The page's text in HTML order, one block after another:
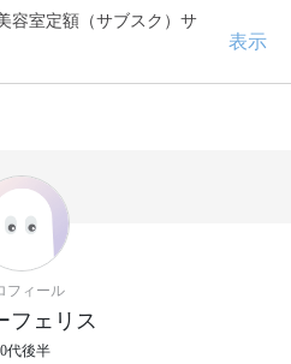
容室定額（サブスク）サ
表示
フィール
フェリス
代後半